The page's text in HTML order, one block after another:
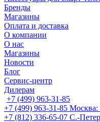
Бренды
Магазины
Оплата и доставка
О компании
О нас
Магазины
Новости
Блог
Сервис-центр
Дилерам
+7 (499) 963-31-85
+7 (499) 963-31-85 Москва:
+7 (812) 336-65-07 С.-